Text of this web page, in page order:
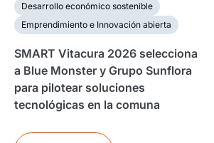
Desarrollo económico sostenible
Emprendimiento e Innovación abierta
SMART Vitacura 2026 selecciona
a Blue Monster y Grupo Sunflora
para pilotear soluciones
tecnológicas en la comuna